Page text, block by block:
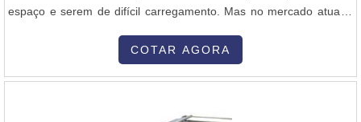
espaço e serem de difícil carregamento. Mas no mercado atual é
perder potência e qualidade. Mais informações sobre a máquina
COTAR AGORA